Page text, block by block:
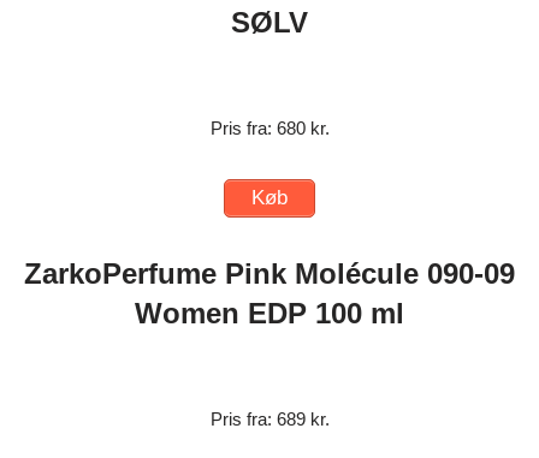
SØLV
Pris fra: 680 kr.
Køb
ZarkoPerfume Pink Molécule 090-09
Women EDP 100 ml
Pris fra: 689 kr.